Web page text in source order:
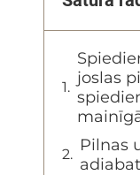
joslas
Pilnas